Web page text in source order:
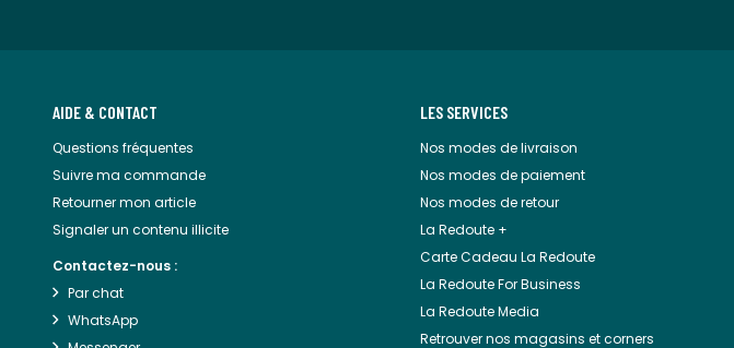
AIDE & CONTACT
Questions fréquentes
Suivre ma commande
Retourner mon article
Signaler un contenu illicite
Contactez-nous :
Par chat
WhatsApp
LES SERVICES
Nos modes de livraison
Nos modes de paiement
Nos modes de retour
La Redoute +
Carte Cadeau La Redoute
La Redoute For Business
La Redoute Media
Retrouver nos magasins et corners